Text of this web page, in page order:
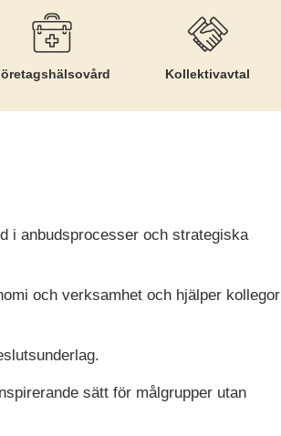
Kollektiv­avtal
i anbudsprocesser och strategiska
och verksamhet och hjälper kollegor
sätt för målgrupper utan